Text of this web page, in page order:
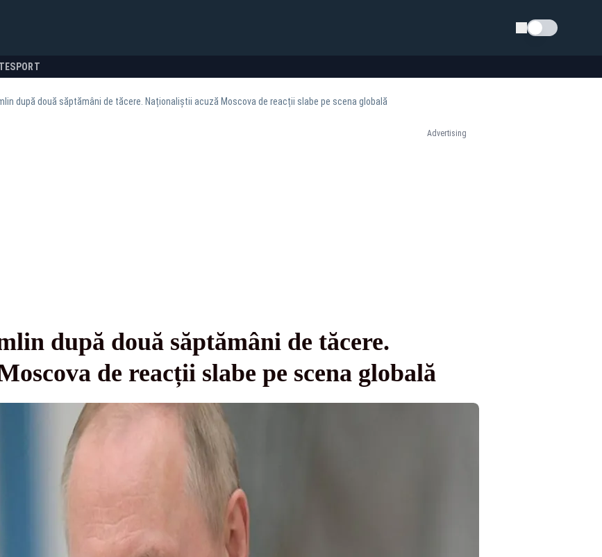
Schimba tema
SPORT
după două săptămâni de tăcere. Naționaliștii acuză Moscova de reacții slabe pe scena globală
Advertising
după două săptămâni de tăcere.
de reacții slabe pe scena globală